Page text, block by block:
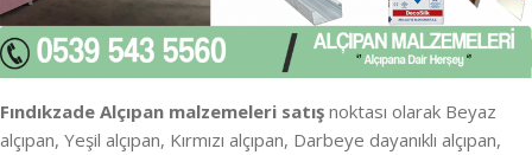
Fındıkzade Alçıpan malzemeleri satış noktası olarak Beyaz
alçıpan, Yeşil alçıpan, Kırmızı alçıpan, Darbeye dayanıklı alçıpan,